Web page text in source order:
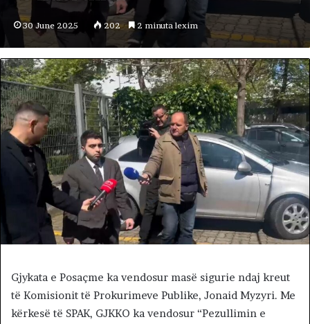
30 June 2025 202 2 minuta lexim
Gjykata e Posaçme ka vendosur masë sigurie ndaj kreut
të Komisionit të Prokurimeve Publike, Jonaid Myzyri. Me
kërkesë të SPAK, GJKKO ka vendosur “Pezullimin e